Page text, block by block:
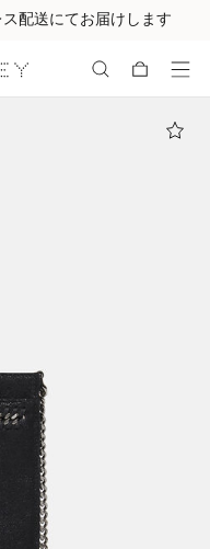
配送にてお届けします